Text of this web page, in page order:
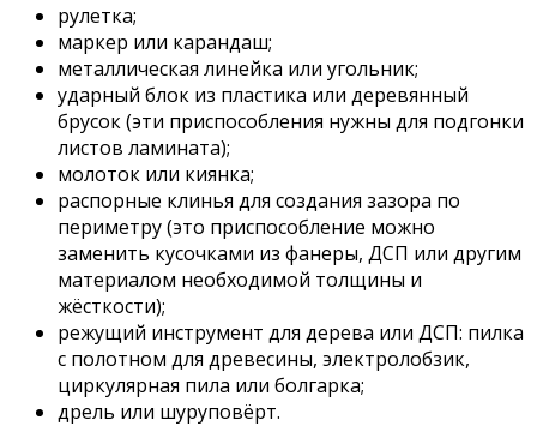
рулетка;
маркер или карандаш;
металлическая линейка или угольник;
ударный блок из пластика или деревянный
брусок (эти приспособления нужны для подгонки
листов ламината);
молоток или киянка;
распорные клинья для создания зазора по
периметру (это приспособление можно
заменить кусочками из фанеры, ДСП или другим
материалом необходимой толщины и
жёсткости);
режущий инструмент для дерева или ДСП: пилка
с полотном для древесины, электролобзик,
циркулярная пила или болгарка;
дрель или шуруповёрт.